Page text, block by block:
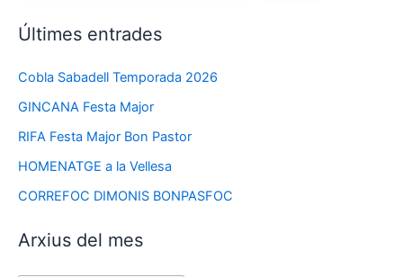
Últimes entrades
Cobla Sabadell Temporada 2026
GINCANA Festa Major
RIFA Festa Major Bon Pastor
HOMENATGE a la Vellesa
CORREFOC DIMONIS BONPASFOC
Arxius del mes